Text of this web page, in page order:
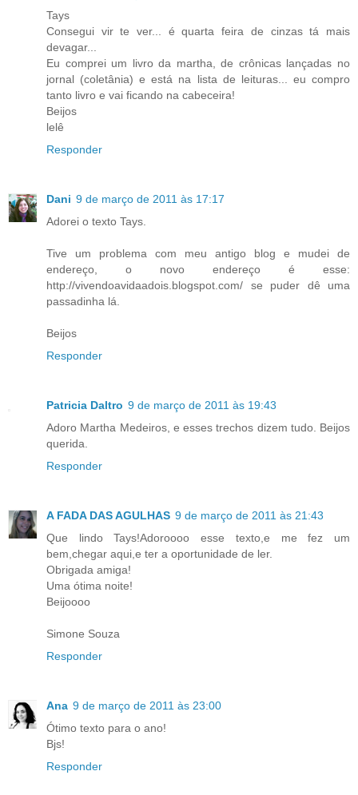
Tays
Consegui vir te ver... é quarta feira de cinzas tá mais
devagar...
Eu comprei um livro da martha, de crônicas lançadas no
jornal (coletânia) e está na lista de leituras... eu compro
tanto livro e vai ficando na cabeceira!
Beijos
lelê
Responder
Dani 9 de março de 2011 às 17:17
Adorei o texto Tays.
Tive um problema com meu antigo blog e mudei de
endereço, o novo endereço é esse:
http://vivendoavidaadois.blogspot.com/ se puder dê uma
passadinha lá.
Beijos
Responder
Patricia Daltro 9 de março de 2011 às 19:43
Adoro Martha Medeiros, e esses trechos dizem tudo. Beijos
querida.
Responder
A FADA DAS AGULHAS 9 de março de 2011 às 21:43
Que lindo Tays!Adoroooo esse texto,e me fez um
bem,chegar aqui,e ter a oportunidade de ler.
Obrigada amiga!
Uma ótima noite!
Beijoooo
Simone Souza
Responder
Ana 9 de março de 2011 às 23:00
Ótimo texto para o ano!
Bjs!
Responder